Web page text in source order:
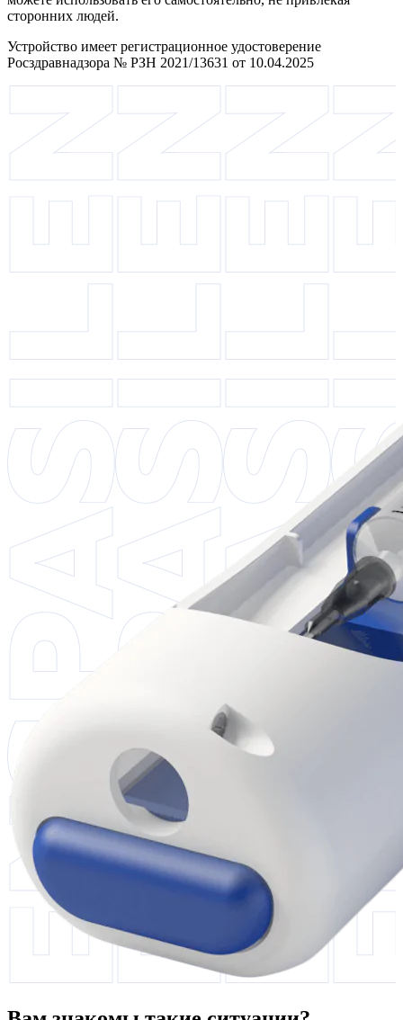
сторонних людей.
Устройство имеет регистрационное удостоверение
Росздравнадзора № РЗН 2021/13631 от 10.04.2025